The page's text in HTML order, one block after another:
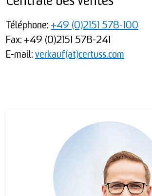
Téléphone: +49 (0)2151 578-100
Fax: +49 (0)2151 578-241
E-mail: verkauf(at)certuss.com